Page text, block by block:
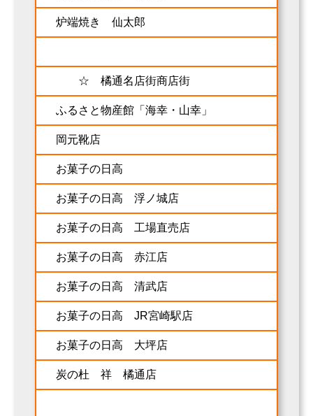
炉端焼き 仙太郎
☆ 橘通名店街商店街
ふるさと物産館「海幸・山幸」
岡元靴店
お菓子の日高
お菓子の日高 浮ノ城店
お菓子の日高 工場直売店
お菓子の日高 赤江店
お菓子の日高 清武店
お菓子の日高 JR宮崎駅店
お菓子の日高 大坪店
炭の杜 祥 橘通店